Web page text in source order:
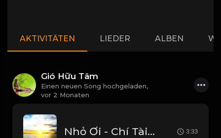
AKTIVITÄTEN LIEDER ALBEN
Gió Hữu Tâm
Einen neuen Song hochgeladen,
vor 2 Monaten
Nhỏ Ơi - Chí Tài Full Beat Tưởng Nhớ Danh Hài Chí Tài_1782008672743 3:33